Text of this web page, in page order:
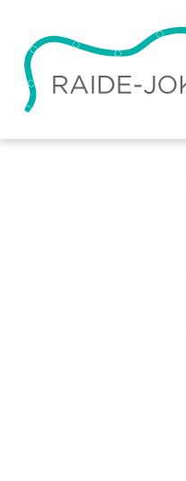
sisältöön